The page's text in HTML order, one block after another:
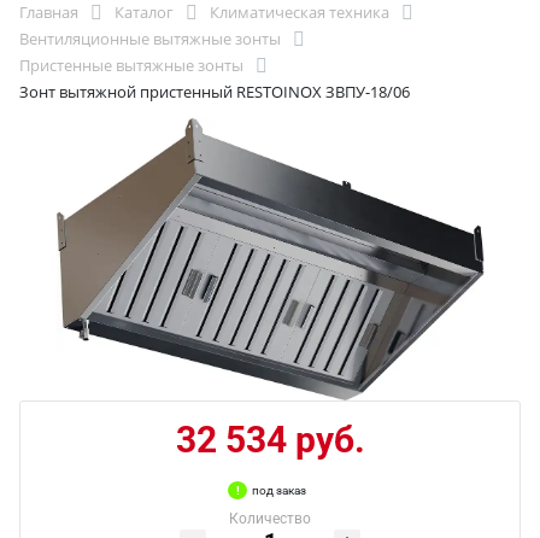
Главная Каталог
Климатическая техника
Вентиляционные вытяжные зонты
Пристенные вытяжные зонты
Зонт вытяжной пристенный RESTOINOX ЗВПУ-18/06
32 534 руб.
под заказ
Количество